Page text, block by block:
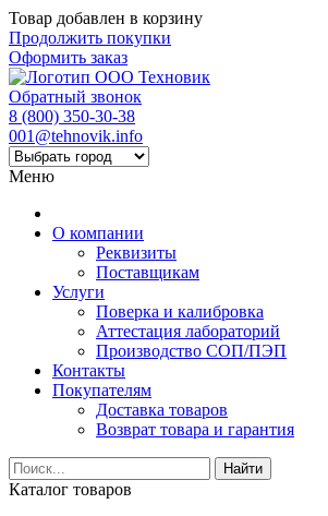
Товар добавлен в корзину
Продолжить покупки
Оформить заказ
Обратный звонок
8 (800) 350-30-38
001@tehnovik.info
Меню
О компании
Реквизиты
Поставщикам
Услуги
Поверка и калибровка
Аттестация лабораторий
Производство СОП/ПЭП
Контакты
Покупателям
Доставка товаров
Возврат товара и гарантия
Найти
Каталог товаров